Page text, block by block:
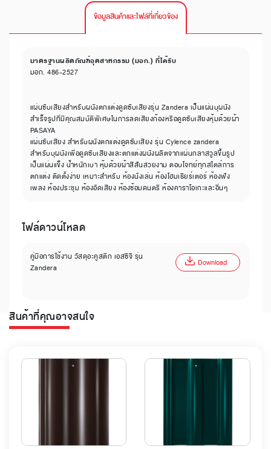
ข้อมูลสินค้าและไฟล์ที่เกี่ยวข้อง
มาตรฐานผลิตภัณฑ์อุตสาหกรรม (มอก.) ที่ได้รับ
มอก. 486-2527
แผ่นซับเสียงสำหรับผนังตกแต่งดูดซับเสียงรุ่น Zandera เป็นแผ่นบุผนัง
สำเร็จรูปที่มีคุณสมบัติพิเศษในการลดเสียงก้องหรือดูดซับเสียงหุ้มด้วยผ้า
PASAYA
แผ่นซับเสียง สำหรับผนังตกแต่งดูดซับเสียง รุ่น Cylence zandera
สำหรับบุผนังเพื่อดูดซับเสียงและตกแต่งผนังผลิตจากแผ่นกลาสวูลขึ้นรูป
เป็นแผ่นแข็ง น้ำหนักเบา หุ้มด้วยผ้าสีสันสวยงาม ตอบโจทย์ทุกสไตล์การ
ตกแต่ง ติดตั้งง่าย เหมาะสำหรับ ห้องนั่งเล่น ห้องโฮมเธียร์เตอร์ ห้องฟัง
เพลง ห้องประชุม ห้องอัดเสียง ห้องซ้อมดนตรี ห้องคาราโอเกะและอื่นๆ
ไฟล์ดาวน์โหลด
คู่มือการใช้งาน วัสดุอะคูสติก เอสซีจี รุ่น
Zandera
Download
สินค้าที่คุณอาจสนใจ